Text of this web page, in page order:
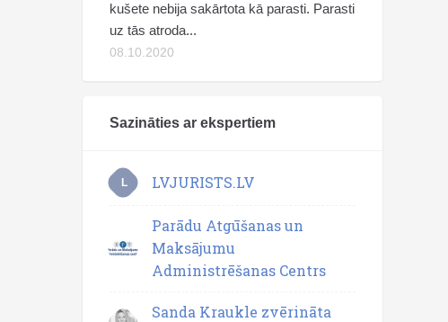
kušete nebija sakārtota kā parasti. Parasti
uz tās atroda...
08.10.2020
Sazināties ar ekspertiem
L LVJURISTS.LV
Parādu Atgūšanas un
Maksājumu
Administrēšanas Centrs
Sanda Kraukle zvērināta